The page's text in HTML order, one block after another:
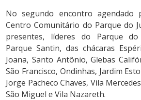
No segundo encontro
Centro Comunitário do Parque do
presentes, líderes do Parque do
Parque Santin, das chácaras
Joana, Santo Antônio, Glebas
São Francisco, Ondinhas, Jardim
Jorge Pacheco Chaves, Vila
São Miguel e Vila Nazareth.